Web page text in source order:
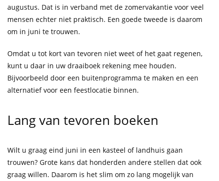
augustus. Dat is in verband met de zomervakantie voor veel
mensen echter niet praktisch. Een goede tweede is daarom
om in juni te trouwen.
Omdat u tot kort van tevoren niet weet of het gaat regenen,
kunt u daar in uw draaiboek rekening mee houden.
Bijvoorbeeld door een buitenprogramma te maken en een
alternatief voor een feestlocatie binnen.
Lang van tevoren boeken
Wilt u graag eind juni in een kasteel of landhuis gaan
trouwen? Grote kans dat honderden andere stellen dat ook
graag willen. Daarom is het slim om zo lang mogelijk van